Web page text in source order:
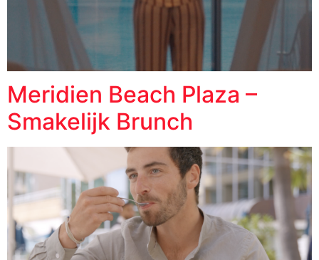
Meridien Beach Plaza –
Smakelijk Brunch